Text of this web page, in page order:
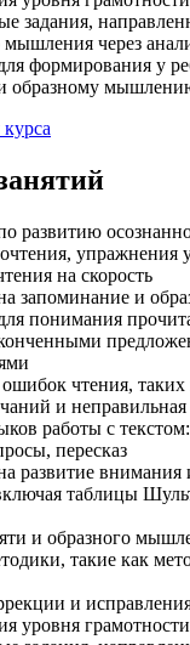
задания,
мышления через
формирования у
образному
развитию
на скорость
запоминание и
понимания
чтения, таких
и
работы с
пересказ
развитие внимания
таблицы
и образного
такие как
и
уровня грамотности